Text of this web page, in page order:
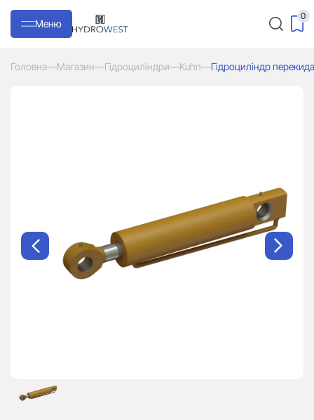
Меню
0
Головна—Магазин—Гідроциліндри—Kuhn—Гідроциліндр